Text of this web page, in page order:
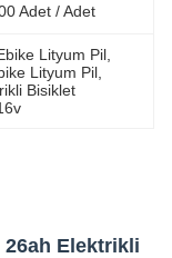
Adet / Adet
Lityum Pil
Lityum Pil
Bisiklet
26ah Elektrikli